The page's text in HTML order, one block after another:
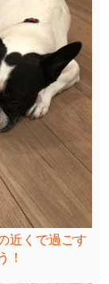
近くで過ごす
！